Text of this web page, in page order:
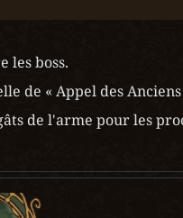
les boss.
de « Appel des Anciens
de l'arme pour les